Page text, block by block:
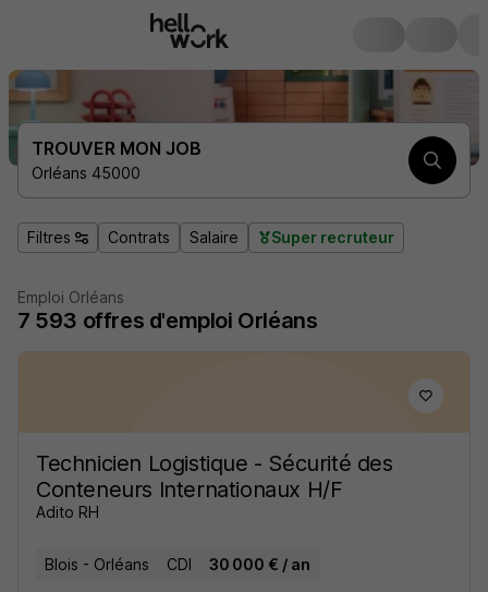
TROUVER MON JOB
Orléans 45000
Filtres Contrats Salaire Super recruteur
Emploi Orléans
7 593 offres d'emploi Orléans
Technicien Logistique - Sécurité des
Conteneurs Internationaux H/F
Adito RH
Blois - Orléans CDI 30 000 € / an